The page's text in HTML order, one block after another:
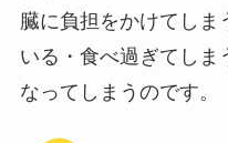
臓に負担をかけてしま
いる・食べ過ぎてしま
なってしまうのです。